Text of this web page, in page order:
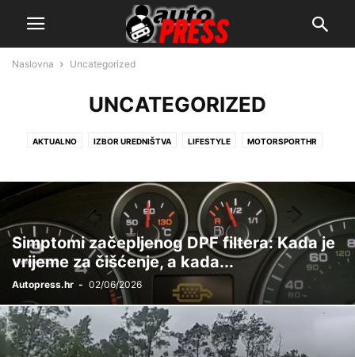
Naslovna Uncategorized
UNCATEGORIZED
AKTUALNO IZBOR UREDNIŠTVA LIFESTYLE MOTORSPORTHR
Simptomi začepljenog DPF filtera: Kada je
vrijeme za čišćenje, a kada...
Autopress.hr - 02/06/2026